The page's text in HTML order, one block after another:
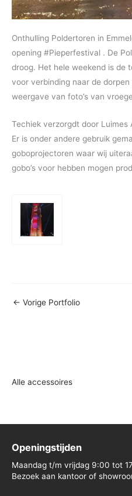
Alle accessoires
Onthulling Poldertoren in
opening #Pieperfestival . De
droog. Het hele weekend is de
voor verbinding naar de
weergave van foto’s van
Techiek verzorgdt door Luimes
Er is onder andere gebruik
goboprojectoren waar wij
gobo’s voor hebben mogen
← Vorige Portfolio
Openingstijden
Maandag t/m vrijdag 9:00 tot
Bezoek aan kantoor of